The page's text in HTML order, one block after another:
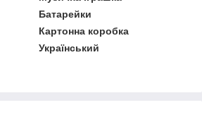
Батарейки
Картонна коробка
Український